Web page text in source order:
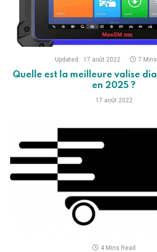
Updated: 17 août 2022 7
Quelle est la meilleure valise
en 2025 ?
17 août 2022
4 Mins Read